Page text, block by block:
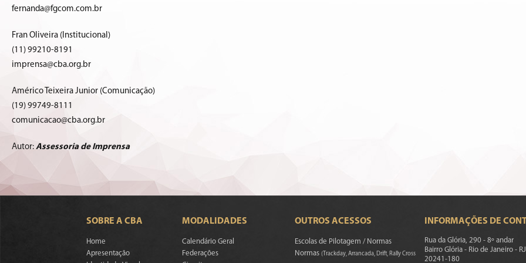
fernanda@fgcom.com.br
Fran Oliveira (Institucional)
(11) 99210-8191
imprensa@cba.org.br
Américo Teixeira Junior (Comunicação)
(19) 99749-8111
comunicacao@cba.org.br
Autor: Assessoria de Imprensa
SOBRE A CBA
Home
Apresentação
MODALIDADES
Calendário Geral
Federações
OUTROS ACESSOS
Escolas de Pilotagem / Normas
Normas(Trackday, Arrancada, Drift, Rally Cross
INFORMAÇÕES DE
Rua da Glória, 290 - 8º andar
Bairro Glória - Rio de Janeiro - RJ
20241-180